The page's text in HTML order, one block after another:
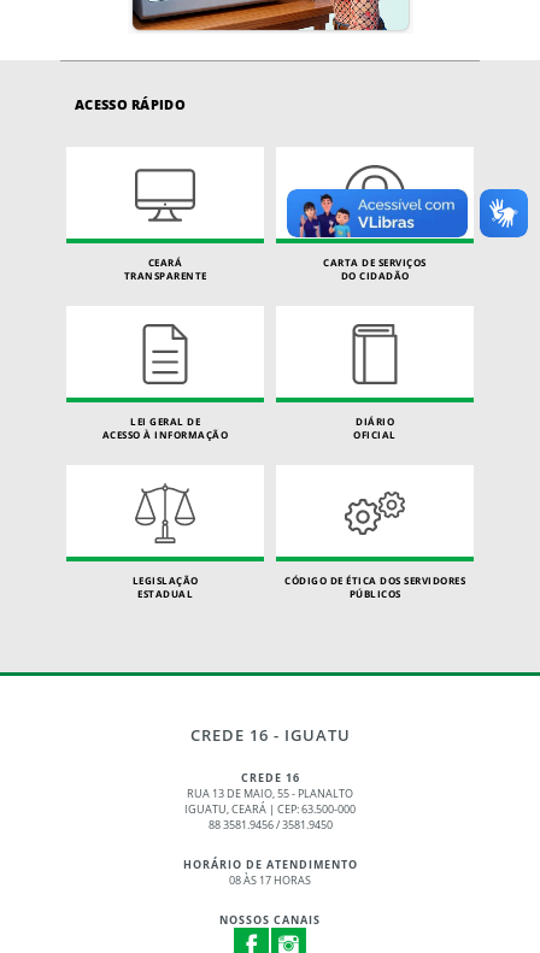
ACESSO RÁPIDO
CEARÁ
TRANSPARENTE
CARTA DE SERVIÇOS
DO CIDADÃO
LEI GERAL DE
ACESSO À INFORMAÇÃO
DIÁRIO
OFICIAL
LEGISLAÇÃO
ESTADUAL
CÓDIGO DE ÉTICA DOS SERVIDORES
PÚBLICOS
CREDE 16 - IGUATU
CREDE 16
RUA 13 DE MAIO, 55 - PLANALTO
IGUATU, CEARÁ | CEP: 63.500-000
88 3581.9456 / 3581.9450
HORÁRIO DE ATENDIMENTO
08 ÀS 17 HORAS
NOSSOS CANAIS